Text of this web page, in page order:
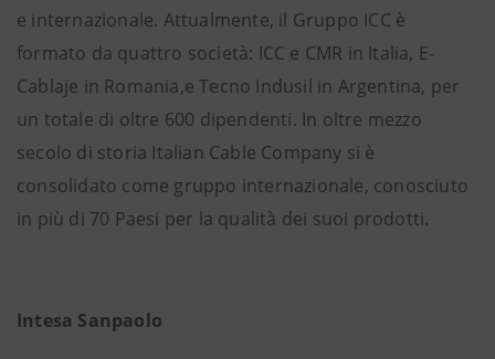
e internazionale. Attualmente, il Gruppo ICC è
formato da quattro società: ICC e CMR in Italia, E-
Cablaje in Romania,e Tecno Indusil in Argentina, per
un totale di oltre 600 dipendenti. In oltre mezzo
secolo di storia Italian Cable Company si è
consolidato come gruppo internazionale, conosciuto
in più di 70 Paesi per la qualità dei suoi prodotti.
Intesa Sanpaolo